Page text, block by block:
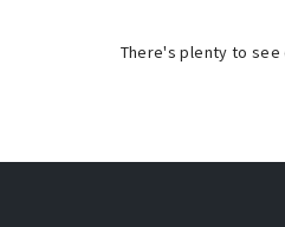
There's plenty to